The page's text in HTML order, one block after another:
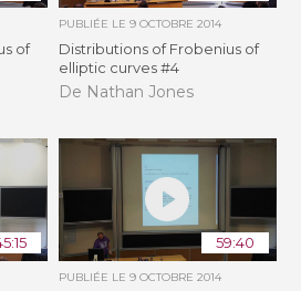
of
PUBLIÉE LE 9 OCTOBRE 2014
Distributions of Frobenius of
elliptic curves #4
De Nathan Jones
59:40
PUBLIÉE LE 9 OCTOBRE 2014